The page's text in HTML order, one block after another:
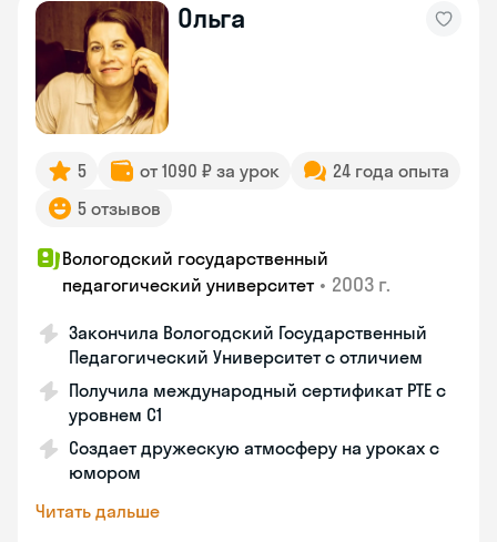
Ольга
5 от 1090 ₽ за урок
24 года опыта
5 отзывов
Вологодский государственный
педагогический университет • 2003 г.
Закончила Вологодский Государственный
Педагогический Университет с отличием
Получила международный сертификат PTE с
уровнем C1
Создает дружескую атмосферу на уроках с
юмором
Читать дальше